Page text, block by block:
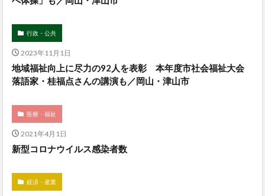
行政・公共
2023年11月1日
地域福祉向上に尽力の92人を表彰 本年度市社会福祉大会
落語家・桂福点さんの講演も／岡山・津山市
医療・福祉
2021年4月1日
新型コロナウイルス感染者数
経済・産業